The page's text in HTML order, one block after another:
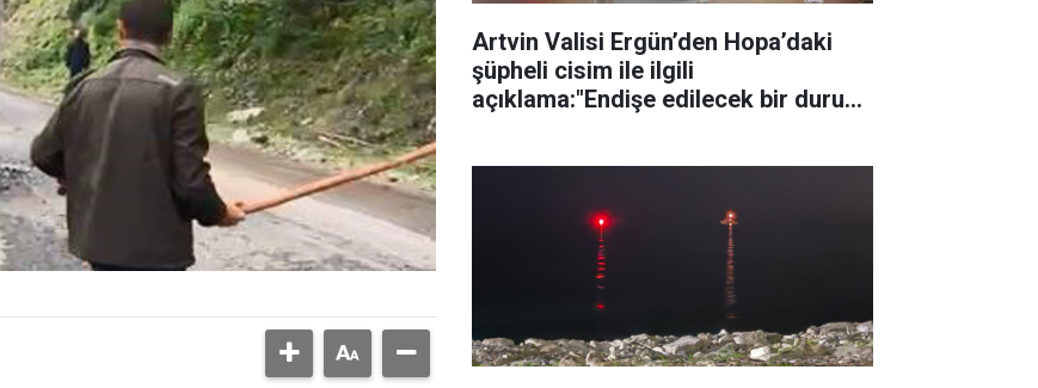
Artvin Valisi Ergün’den Hopa’daki
şüpheli cisim ile ilgili
açıklama:"Endişe edilecek bir durum